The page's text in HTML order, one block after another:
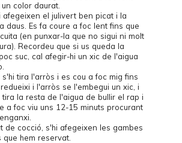
color daurat.
afegeixen el julivert ben picat i la
daus. Es fa coure a foc lent fins que
(en punxar-la que no sigui ni molt
Recordeu que si us queda la
suc, cal afegir-hi un xic de l'aigua
s'hi tira l'arròs i es cou a foc mig fins
i l'arròs se l'embegui un xic, i
tira la resta de l'aigua de bullir el rap i
a foc viu uns 12-15 minuts procurant
de cocció, s'hi afegeixen les gambes
hem reservat.